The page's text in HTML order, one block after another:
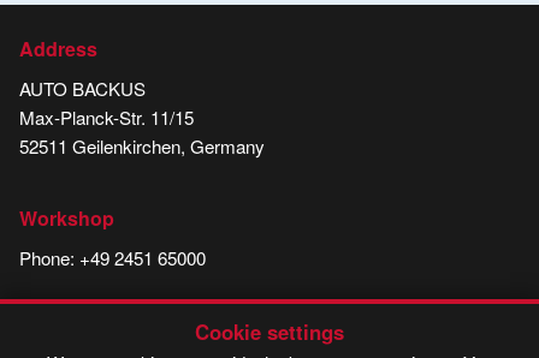
Address
AUTO BACKUS
Max-Planck-Str. 11/15
52511 Geilenkirchen, Germany
Workshop
Phone: +49 2451 65000
E-mail:backus@t-online.de
Cookie settings